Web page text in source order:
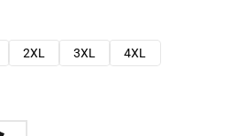
2XL 3XL
4XL